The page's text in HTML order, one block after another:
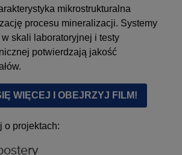
mikrostrukturalna
procesu mineralizacji. Systemy
skali laboratoryjnej i testy
potwierdzają jakość
WIĘCEJ I OBEJRZYJ FILM!
o projektach: